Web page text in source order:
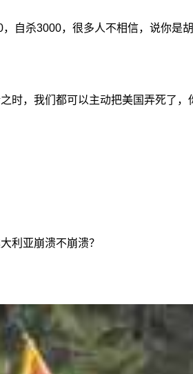
自杀3000，很多人不相信，说你是
时，我们都可以主动把美国弄死了，
利亚崩溃不崩溃？